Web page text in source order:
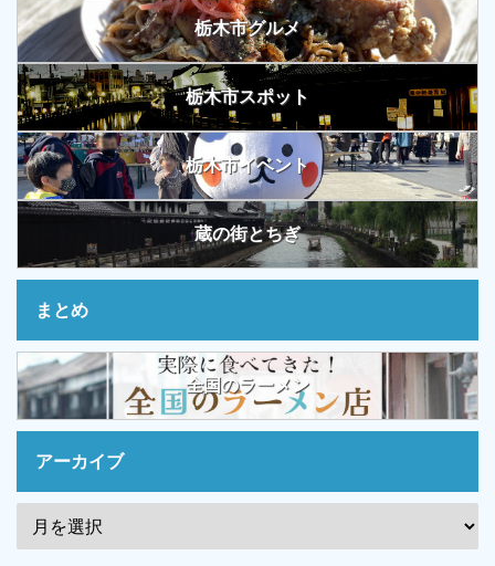
栃木市グルメ
栃木市スポット
栃木市イベント
蔵の街とちぎ
まとめ
全国のラーメン
アーカイブ